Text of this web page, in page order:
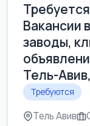
Вакансии
заводы,
Тель-
Требуются
Тель Авив